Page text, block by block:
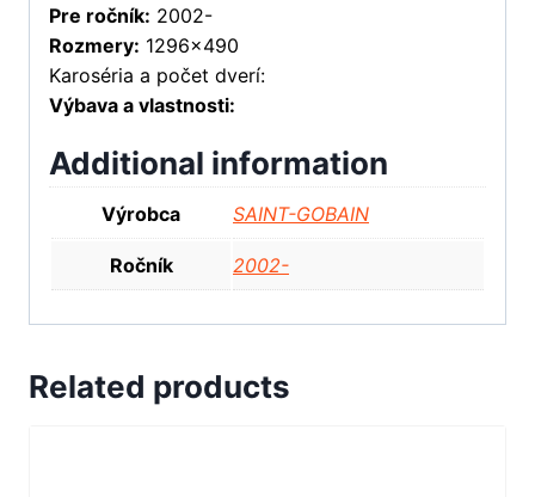
Pre ročník: 2002-
Rozmery: 1296×490
Karoséria a počet dverí:
Výbava a vlastnosti:
Additional information
Výrobca SAINT-GOBAIN
Ročník 2002-
Related products